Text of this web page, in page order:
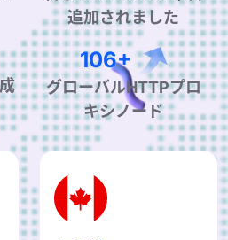
追加されました
186+
グローバルHTTPプロ
キシノード